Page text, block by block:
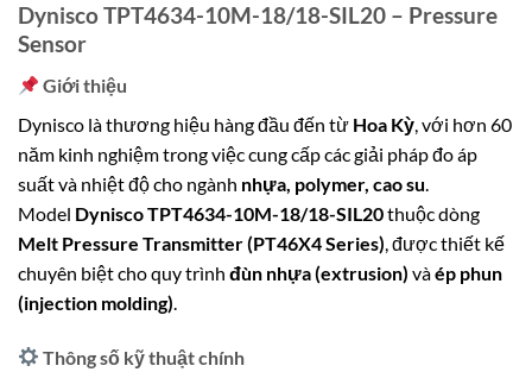
Dynisco TPT4634-10M-18/18-SIL20 – Pressure
Sensor
Giới thiệu
Dynisco là thương hiệu hàng đầu đến từ Hoa Kỳ, với hơn 60
năm kinh nghiệm trong việc cung cấp các giải pháp đo áp
suất và nhiệt độ cho ngành nhựa, polymer, cao su.
Model Dynisco TPT4634-10M-18/18-SIL20thuộc dòng
Melt Pressure Transmitter (PT46X4 Series), được thiết kế
chuyên biệt cho quy trình đùn nhựa (extrusion) vàép phun
(injection molding).
Thông số kỹ thuật chính